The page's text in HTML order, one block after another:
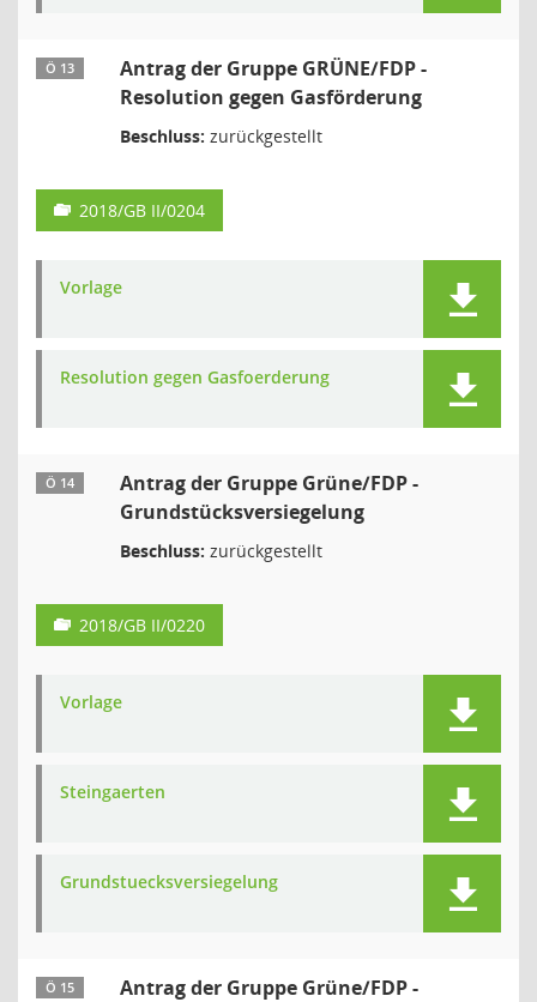
Ö 13
Antrag der Gruppe GRÜNE/FDP -
Resolution gegen Gasförderung
Beschluss: zurückgestellt
2018/GB II/0204
Vorlage
Resolution gegen Gasfoerderung
Ö 14
Antrag der Gruppe Grüne/FDP -
Grundstücksversiegelung
Beschluss: zurückgestellt
2018/GB II/0220
Vorlage
Steingaerten
Grundstuecksversiegelung
Ö 15
Antrag der Gruppe Grüne/FDP -